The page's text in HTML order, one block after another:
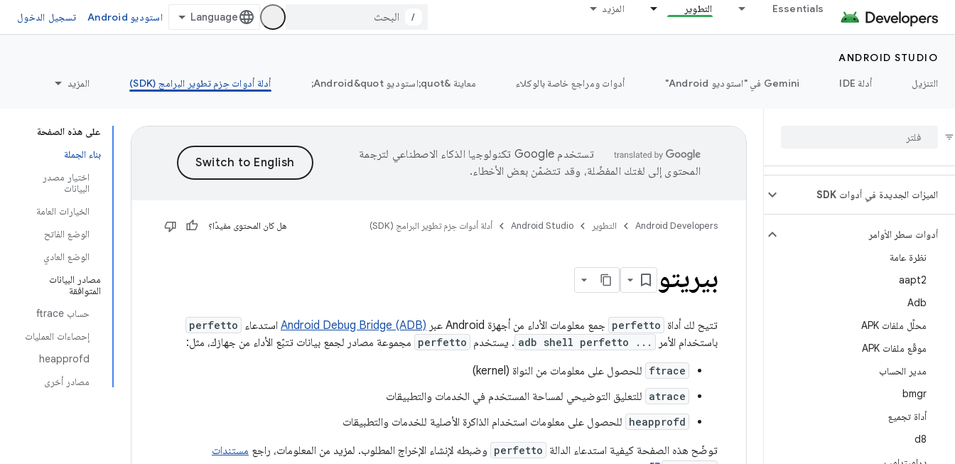
Essentials التطوير المزيد
/ استوديو Android تسجيل الدخول
ANDROID STUDIO
التنزيل
أدلة IDE ‫Gemini في "استوديو Android" أدوات ومراجع خاصة بالوكلاء معاينة &quot;استوديو Android&quot; أدلة أدوات حِزم تطوير البرامج (SDK) المزيد
الميزات الجديدة في أدوات SDK
أدوات سطر الأوامر
نظرة عامة
aapt2
Adb
محلِّل ملفات APK
موقّع ملفات APK
مدير الحساب
bmgr
أداة تجميع
d8
على هذه الصفحة
بناء الجملة
اختيار مصدر
البيانات
الخيارات العامة
الوضع الفاتح
الوضع العادي
مصادر البيانات
المتوافقة
حساب ftrace
إحصاءات العمليات
heapprofd
مصادر أخرى
تستخدم Google تكنولوجيا الذكاء الاصطناعي لترجمة
المحتوى إلى لغتك المفضّلة، وقد تتضمّن بعض الأخطاء.
Android Developers التطوير Android Studio أدلة أدوات حِزم تطوير البرامج (SDK) هل كان المحتوى مفيدًا؟
بيريتو
تتيح لك أداة perfetto جمع معلومات الأداء من أجهزة Android عبر Android Debug Bridge (ADB) استدعاء perfetto
باستخدام الأمر adb shell perfetto ... . يستخدم perfetto مجموعة مصادر لجمع بيانات تتبّع الأداء من جهازك، مثل:
ftrace للحصول على معلومات من النواة (kernel)
atrace للتعليق التوضيحي لمساحة المستخدم في الخدمات والتطبيقات
heapprofd للحصول على معلومات استخدام الذاكرة الأصلية للخدمات والتطبيقات
توضّح هذه الصفحة كيفية استدعاء الدالة perfetto وضبطه لإنشاء الإخراج المطلوب. لمزيد من المعلومات، راجع مستندات